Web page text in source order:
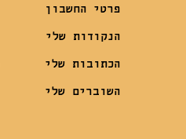
פרטי החשבון
הנקודות שלי
הכתובות שלי
השוברים שלי